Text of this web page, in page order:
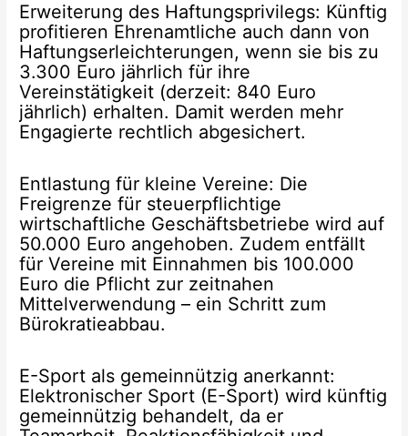
Erweiterung des Haftungsprivilegs: Künftig
profitieren Ehrenamtliche auch dann von
Haftungserleichterungen, wenn sie bis zu
3.300 Euro jährlich für ihre
Vereinstätigkeit (derzeit: 840 Euro
jährlich) erhalten. Damit werden mehr
Engagierte rechtlich abgesichert.
Entlastung für kleine Vereine: Die
Freigrenze für steuerpflichtige
wirtschaftliche Geschäftsbetriebe wird auf
50.000 Euro angehoben. Zudem entfällt
für Vereine mit Einnahmen bis 100.000
Euro die Pflicht zur zeitnahen
Mittelverwendung – ein Schritt zum
Bürokratieabbau.
E-Sport als gemeinnützig anerkannt:
Elektronischer Sport (E-Sport) wird künftig
gemeinnützig behandelt, da er